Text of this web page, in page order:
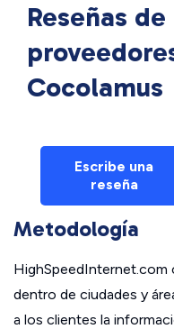
Reseñas
Cocolamus
Escribe una
reseña
Metodología
HighSpeedInternet.com
dentro de ciudades y
a los clientes la